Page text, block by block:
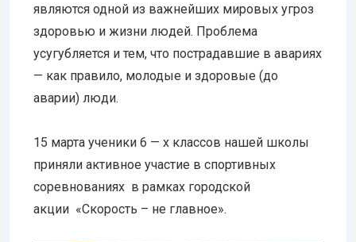
являются одной из важнейших мировых угроз
здоровью и жизни людей. Проблема
усугубляется и тем, что пострадавшие в авариях
— как правило, молодые и здоровые (до
аварии) люди.
15 марта ученики 6 — х классов нашей школы
приняли активное участие в спортивных
соревнованиях в рамках городской
акции «Скорость – не главное».